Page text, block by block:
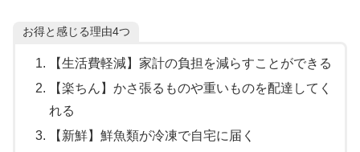
お得と感じる理由4つ
【生活費軽減】家計の負担を減らすことができる
【楽ちん】かさ張るものや重いものを配達してく
れる
【新鮮】鮮魚類が冷凍で自宅に届く